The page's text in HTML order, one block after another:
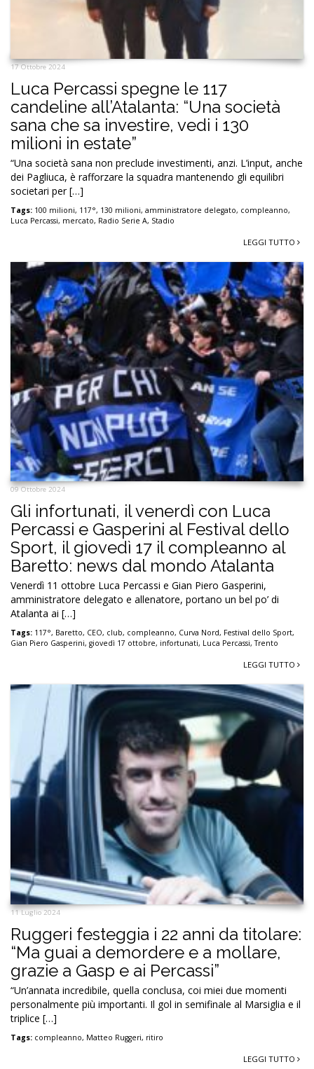
17 Ottobre 2024
Luca Percassi spegne le 117
candeline all’Atalanta: “Una società
sana che sa investire, vedi i 130
milioni in estate”
“Una società sana non preclude investimenti, anzi. L’input, anche
dei Pagliuca, è rafforzare la squadra mantenendo gli equilibri
societari per […]
Tags: 100 milioni, 117°, 130 milioni, amministratore delegato, compleanno,
Luca Percassi, mercato, Radio Serie A, Stadio
LEGGI TUTTO
09 Ottobre 2024
Gli infortunati, il venerdì con Luca
Percassi e Gasperini al Festival dello
Sport, il giovedì 17 il compleanno al
Baretto: news dal mondo Atalanta
Venerdì 11 ottobre Luca Percassi e Gian Piero Gasperini,
amministratore delegato e allenatore, portano un bel po’ di
Atalanta ai […]
Tags: 117°, Baretto, CEO, club, compleanno, Curva Nord, Festival dello Sport,
Gian Piero Gasperini, giovedì 17 ottobre, infortunati, Luca Percassi,Trento
LEGGI TUTTO
11 Luglio 2024
Ruggeri festeggia i 22 anni da titolare:
“Ma guai a demordere e a mollare,
grazie a Gasp e ai Percassi”
“Un’annata incredibile, quella conclusa, coi miei due momenti
personalmente più importanti. Il gol in semifinale al Marsiglia e il
triplice […]
Tags: compleanno, Matteo Ruggeri, ritiro
LEGGI TUTTO